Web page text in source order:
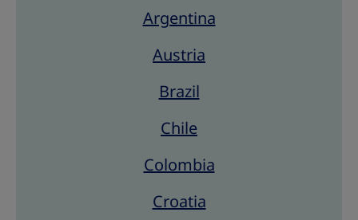
Argentina
Austria
Brazil
Chile
Colombia
Croatia